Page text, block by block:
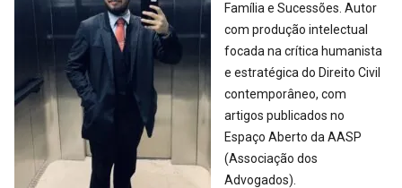
Família e Sucessões. Autor
com produção intelectual
focada na crítica humanista
e estratégica do Direito Civil
contemporâneo, com
artigos publicados no
Espaço Aberto da AASP
(Associação dos
Advogados).